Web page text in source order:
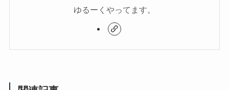
ゆるーくやってます。